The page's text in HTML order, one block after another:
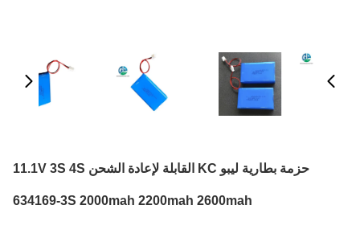
حزمة بطارية ليبو KC القابلة لإعادة الشحن 11.1V 3S 4S
634169-3S 2000mah 2200mah 2600mah